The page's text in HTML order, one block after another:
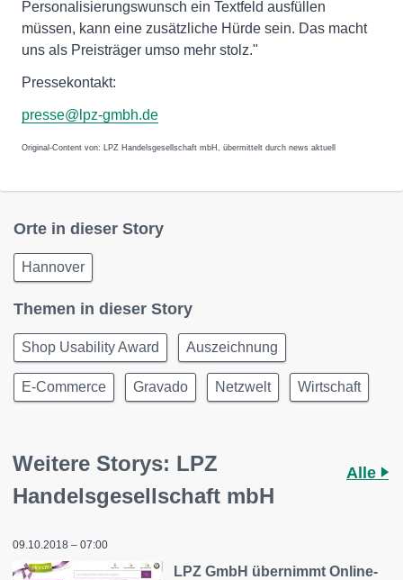
Personalisierungswunsch ein Textfeld ausfüllen
müssen, kann eine zusätzliche Hürde sein. Das macht
uns als Preisträger umso mehr stolz."
Pressekontakt:
presse@lpz-gmbh.de
Original-Content von: LPZ Handelsgesellschaft mbH, übermittelt durch news aktuell
Orte in dieser Story
Hannover
Themen in dieser Story
Shop Usability Award Auszeichnung
E-Commerce Gravado Netzwelt Wirtschaft
Weitere Storys: LPZ
Handelsgesellschaft mbH
Alle
09.10.2018 – 07:00
LPZ GmbH übernimmt Online-